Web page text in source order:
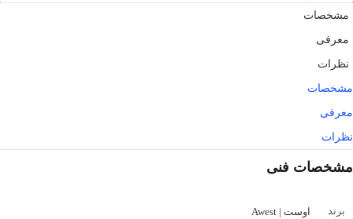
مشخصات
معرفی
نظرات
مشخصات
معرفی
نظرات
مشخصات فنی
برند اوست | Awest